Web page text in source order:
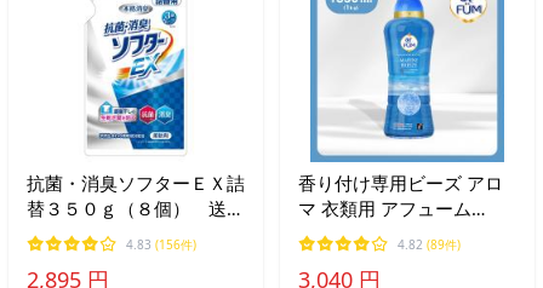
抗菌・消臭ソフターＥＸ詰
替３５０ｇ（８個） 送料
無料（一部地域を除く）
4.83 (156件)
2,895 円
香り付け専用ビーズ アロ
マ 衣類用 アフューム
arfum マリンブリーズ い
い香り 大容量 ボトル
4.82 (89件)
3,040 円